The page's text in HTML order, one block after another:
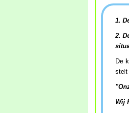
1.
2.
De
stelt
Wij